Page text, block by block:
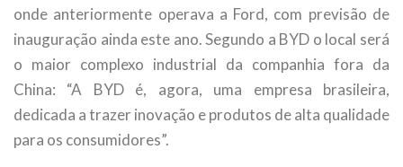
onde anteriormente operava a Ford, com previsão de
inauguração ainda este ano. Segundo a BYD o local será
o maior complexo industrial da companhia fora da
China: “A BYD é, agora, uma empresa brasileira,
dedicada a trazer inovação e produtos de alta qualidade
para os consumidores”.